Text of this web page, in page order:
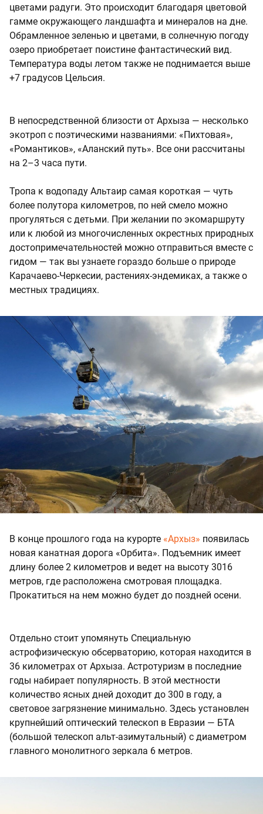
цветами радуги. Это происходит благодаря цветовой
гамме окружающего ландшафта и минералов на дне.
Обрамленное зеленью и цветами, в солнечную погоду
озеро приобретает поистине фантастический вид.
Температура воды летом также не поднимается выше
+7 градусов Цельсия.
В непосредственной близости от Архыза — несколько
экотроп с поэтическими названиями: «Пихтовая»,
«Романтиков», «Аланский путь». Все они рассчитаны
на 2–3 часа пути.
Тропа к водопаду Альтаир самая короткая — чуть
более полутора километров, по ней смело можно
прогуляться с детьми. При желании по экомаршруту
или к любой из многочисленных окрестных природных
достопримечательностей можно отправиться вместе с
гидом — так вы узнаете гораздо больше о природе
Карачаево-Черкесии, растениях-эндемиках, а также о
местных традициях.
В конце прошлого года на курорте «Архыз» появилась
новая канатная дорога «Орбита». Подъемник имеет
длину более 2 километров и ведет на высоту 3016
метров, где расположена смотровая площадка.
Прокатиться на нем можно будет до поздней осени.
Отдельно стоит упомянуть Специальную
астрофизическую обсерваторию, которая находится в
36 километрах от Архыза. Астротуризм в последние
годы набирает популярность. В этой местности
количество ясных дней доходит до 300 в году, а
световое загрязнение минимально. Здесь установлен
крупнейший оптический телескоп в Евразии — БТА
(большой телескоп альт-азимутальный) с диаметром
главного монолитного зеркала 6 метров.